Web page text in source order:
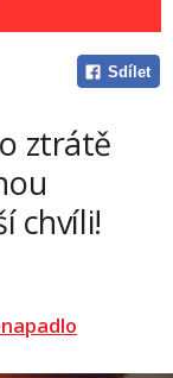
Sdílet
ztrátě
chvíli!